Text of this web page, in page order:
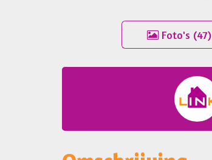
Foto's (47)